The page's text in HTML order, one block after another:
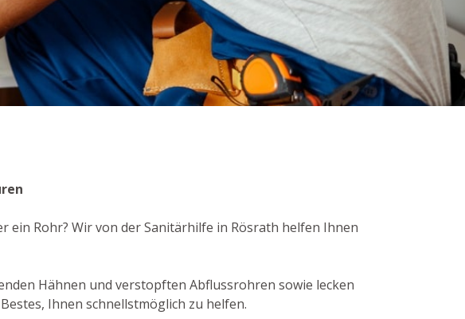
Rohr? Wir von der Sanitärhilfe in Rösrath helfen Ihnen
Hähnen und verstopften Abflussrohren sowie lecken
Ihnen schnellstmöglich zu helfen.